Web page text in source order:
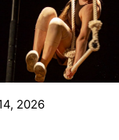
2026